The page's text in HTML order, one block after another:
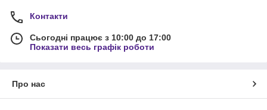
Контакти
Сьогодні працює з 10:00 до 17:00
Показати весь графік роботи
Про нас